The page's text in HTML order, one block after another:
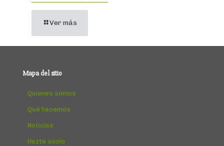
Ver más
Mapa del sitio
Quienes somos
Qué hacemos
Noticias
Hazte socio